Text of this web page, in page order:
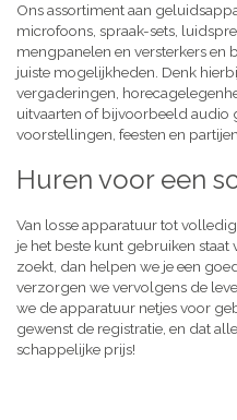
Ons assortiment aan
microfoons, spraak-sets,
mengpanelen en versterkers en
juiste mogelijkheden. Denk
vergaderingen,
uitvaarten of bijvoorbeeld audio
voorstellingen, feesten en partijen.
Huren voor een
Van losse apparatuur tot
je het beste kunt gebruiken staat
zoekt, dan helpen we je een
verzorgen we vervolgens de
we de apparatuur netjes voor
gewenst de registratie, en dat
schappelijke prijs!